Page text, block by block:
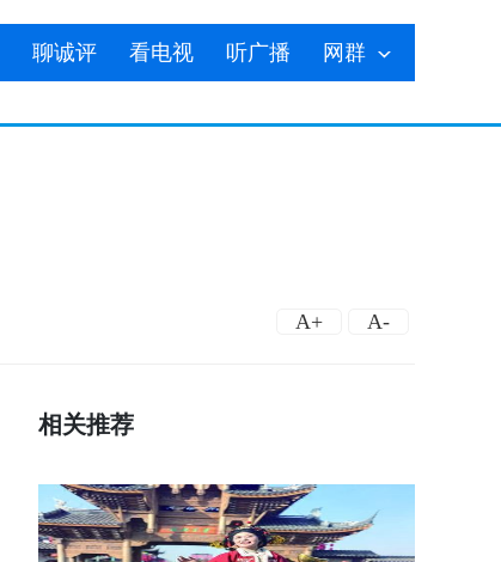
聊诚评 看电视 听广播 网群
A+ A-
相关推荐